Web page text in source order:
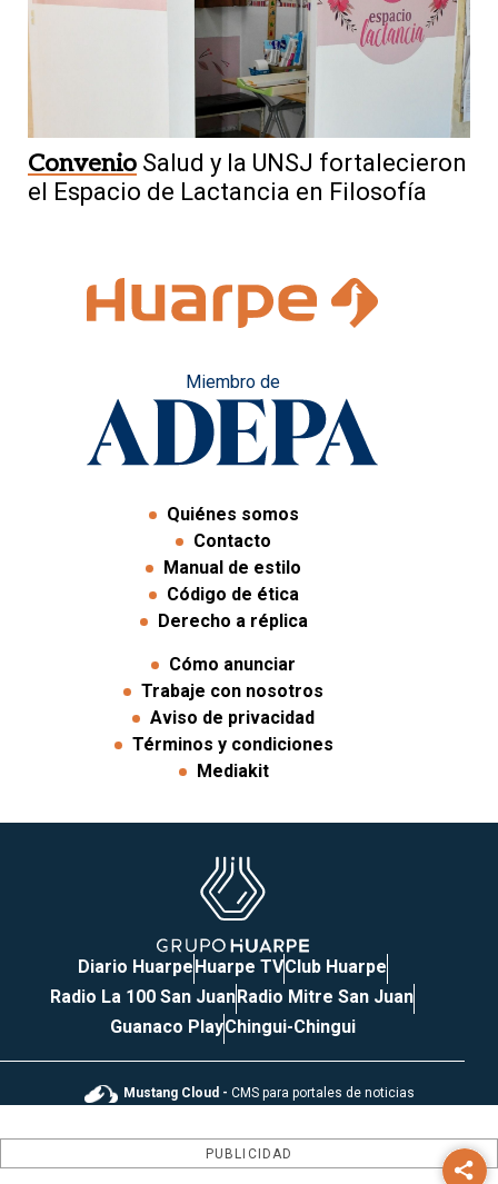
Convenio Salud y la UNSJ fortalecieron
el Espacio de Lactancia en Filosofía
Miembro de
Quiénes somos
Contacto
Manual de estilo
Código de ética
Derecho a réplica
Cómo anunciar
Trabaje con nosotros
Aviso de privacidad
Términos y condiciones
Mediakit
Diario HuarpeHuarpe TVClub Huarpe
Radio La 100 San JuanRadio Mitre San Juan
Guanaco PlayChingui-Chingui
Mustang Cloud - CMS para portales de noticias
PUBLICIDAD